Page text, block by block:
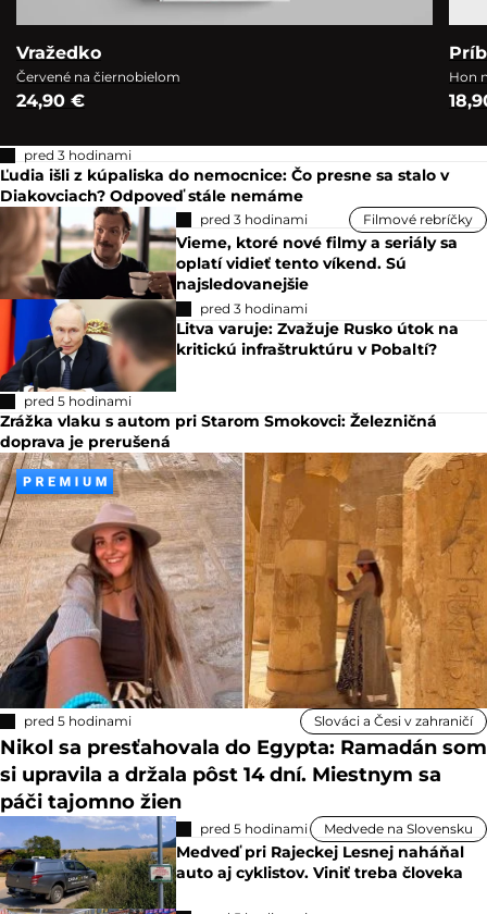
Vražedko
Červené na čiernobielom
24,90 €
Hon
pred 3 hodinami
Ľudia išli z kúpaliska do nemocnice: Čo presne sa stalo v
Diakovciach? Odpoveď stále nemáme
pred 3 hodinami Filmové rebríčky
Vieme, ktoré nové filmy a seriály sa
oplatí vidieť tento víkend. Sú
najsledovanejšie
pred 3 hodinami
Litva varuje: Zvažuje Rusko útok na
kritickú infraštruktúru v Pobaltí?
pred 5 hodinami
Zrážka vlaku s autom pri Starom Smokovci: Železničná
doprava je prerušená
pred 5 hodinami Slováci a Česi v zahraničí
Nikol sa presťahovala do Egypta: Ramadán som
si upravila a držala pôst 14 dní. Miestnym sa
páči tajomno žien
pred 5 hodinami Medvede na Slovensku
Medveď pri Rajeckej Lesnej naháňal
auto aj cyklistov. Viniť treba človeka